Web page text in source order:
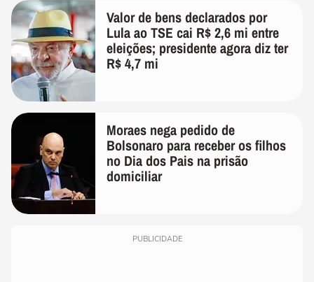
Valor de bens declarados por
Lula ao TSE cai R$ 2,6 mi entre
eleições; presidente agora diz ter
R$ 4,7 mi
Moraes nega pedido de
Bolsonaro para receber os filhos
no Dia dos Pais na prisão
domiciliar
PUBLICIDADE